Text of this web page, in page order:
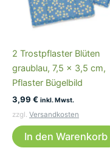
2 Trostpflaster Blüten
graublau, 7,5 x 3,5 cm,
Pflaster Bügelbild
3,99 € inkl. Mwst.
zzgl. Versandkosten
In den Warenkorb